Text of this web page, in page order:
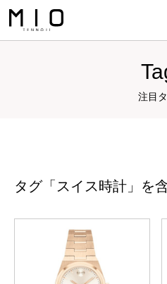
注目
タグ「スイス時計」を